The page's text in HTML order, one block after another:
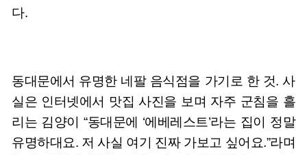
다.
동대문에서 유명한 네팔 음식점을 가기로 한 것. 사
실은 인터넷에서 맛집 사진을 보며 자주 군침을 흘
리는 김양이 “동대문에 ‘에베레스트’라는 집이 정말
유명하대요. 저 사실 여기 진짜 가보고 싶어요.”라며